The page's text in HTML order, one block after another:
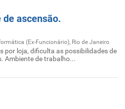
ascensão.
(Ex-Funcionário), Rio de Janeiro
por loja, dificulta as possibilidades de
Ambiente de trabalho...